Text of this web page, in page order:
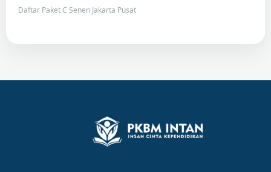
Daftar Paket C Senen Jakarta Pusat